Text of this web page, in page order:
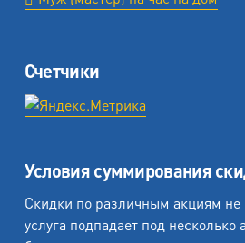
Счетчики
Условия суммирования
Скидки по различным акциям
услуга подпадает под несколько